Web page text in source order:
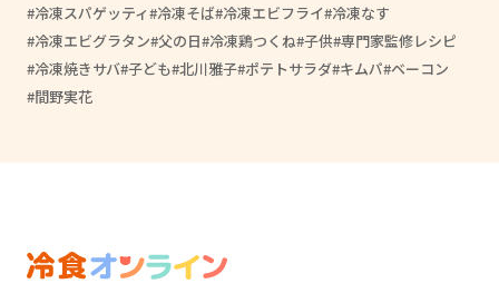
冷凍スパゲッティ 冷凍そば 冷凍エビフライ 冷凍なす
冷凍エビグラタン 父の日 冷凍鶏つくね 子供 専門家監修レシピ
冷凍焼きサバ 子ども 北川雅子 ポテトサラダ キムパ ベーコン
間野実花